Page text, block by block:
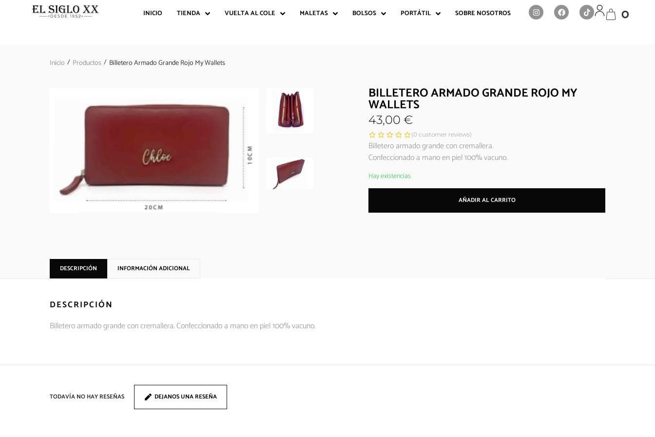
INICIO TIENDA VUELTA AL COLE MALETAS BOLSOS PORTÁTIL SOBRE NOSOTROS 0
Inicio / Productos / Billetero Armado Grande Rojo My Wallets
BILLETERO ARMADO GRANDE ROJO MY
WALLETS
43,00 €
(0 customer reviews)
Billetero armado grande con cremallera.
Confeccionado a mano en piel 100% vacuno.
Hay existencias
AÑADIR AL CARRITO
DESCRIPCIÓN INFORMACIÓN ADICIONAL
DESCRIPCIÓN
Billetero armado grande con cremallera. Confeccionado a mano en piel 100% vacuno.
TODAVÍA NO HAY RESEÑAS DEJANOS UNA RESEÑA